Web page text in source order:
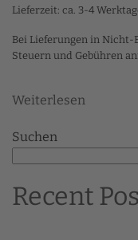
auf
Lieferzeit: ca. 3-4
Bei Lieferungen in Nicht-
Steuern und Gebühren
Weiterlesen
Suchen
Recent